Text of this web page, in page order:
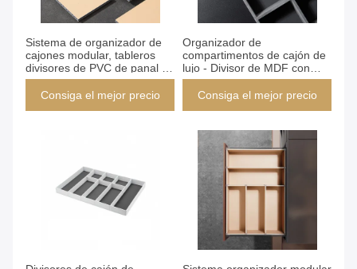
Sistema de organizador de
cajones modular, tableros
divisores de PVC de panal de
miel de instalación rápida
con acabado de cuero,
Consiga el mejor precio
Organizador de
compartimentos de cajón de
lujo - Divisor de MDF con
núcleo de panal
personalizable con
solución de almacenamiento
multi-escena (Yg039)
Consiga el mejor precio